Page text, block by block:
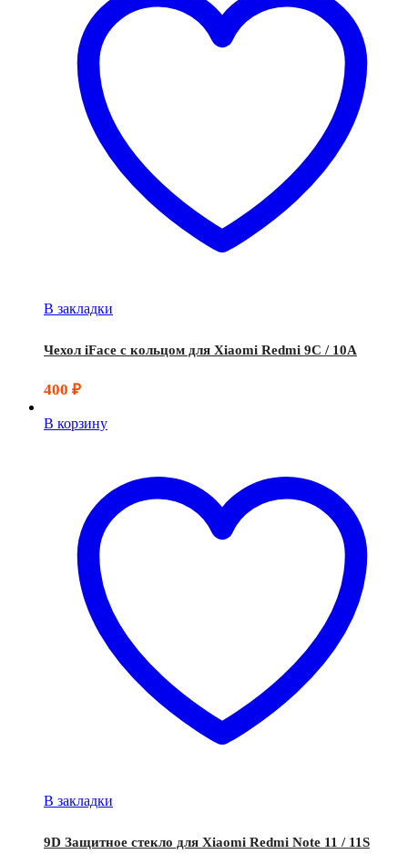
В закладки
Чехол iFace с кольцом для Xiaomi Redmi 9C / 10A
400 ₽
В корзину
В закладки
9D Защитное стекло для Xiaomi Redmi Note 11 / 11S